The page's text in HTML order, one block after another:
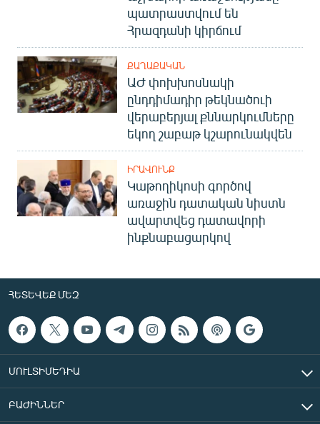
պատրաստվում են
Հրազդանի կիրճում
ՔԱՂԱՔԱԿԱՆ
ԱԺ փոխխոսնակի
ընդդիմադիր թեկնածուի
վերաբերյալ քննարկումները
եկող շաբաթ կշարունակվեն
ԻՐԱՎՈՒՆՔ
Կաթողիկոսի գործով
առաջին դատական նիստն
ավարտվեց դատավորի
ինքնաբացարկով
ՀԵՏԵՎԵՔ ՄԵԶ
ՄՈՒԼՏԻՄԵԴԻԱ
ԲԱԺԻՆՆԵՐ